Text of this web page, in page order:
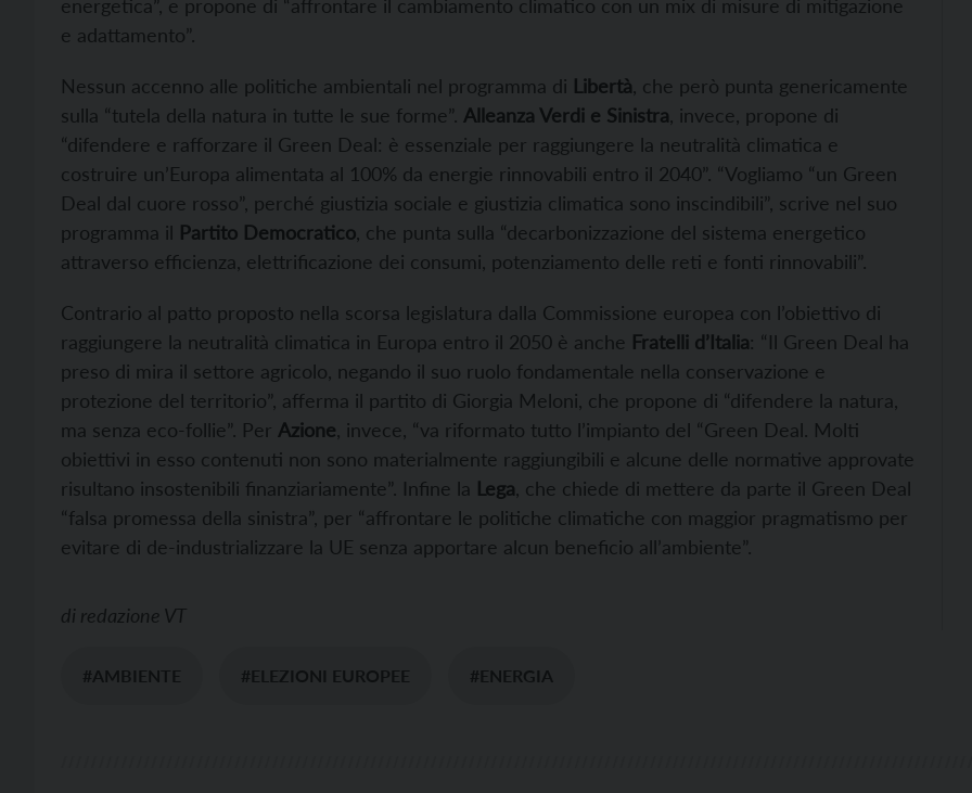
energetica”, e propone di “affrontare il cambiamento climatico con un mix di misure di mitigazione
e adattamento”.
Nessun accenno alle politiche ambientali nel programma di Libertà , che però punta genericamente
sulla “tutela della natura in tutte le sue forme”. Alleanza Verdi e Sinistra , invece, propone di
“difendere e rafforzare il Green Deal: è essenziale per raggiungere la neutralità climatica e
costruire un’Europa alimentata al 100% da energie rinnovabili entro il 2040”. “Vogliamo “un Green
Deal dal cuore rosso”, perché giustizia sociale e giustizia climatica sono inscindibili”, scrive nel suo
programma il Partito Democratico , che punta sulla “decarbonizzazione del sistema energetico
attraverso efficienza, elettrificazione dei consumi, potenziamento delle reti e fonti rinnovabili”.
Contrario al patto proposto nella scorsa legislatura dalla Commissione europea con l’obiettivo di
raggiungere la neutralità climatica in Europa entro il 2050 è anche Fratelli d’Italia: “Il Green Deal ha
preso di mira il settore agricolo, negando il suo ruolo fondamentale nella conservazione e
protezione del territorio”, afferma il partito di Giorgia Meloni, che propone di “difendere la natura,
ma senza eco-follie”. Per Azione , invece, “va riformato tutto l’impianto del “Green Deal. Molti
obiettivi in esso contenuti non sono materialmente raggiungibili e alcune delle normative approvate
risultano insostenibili finanziariamente”. Infine la Lega , che chiede di mettere da parte il Green Deal
“falsa promessa della sinistra”, per “affrontare le politiche climatiche con maggior pragmatismo per
evitare di de-industrializzare la UE senza apportare alcun beneficio all’ambiente”.
di redazione VT
#AMBIENTE #ELEZIONI EUROPEE #ENERGIA